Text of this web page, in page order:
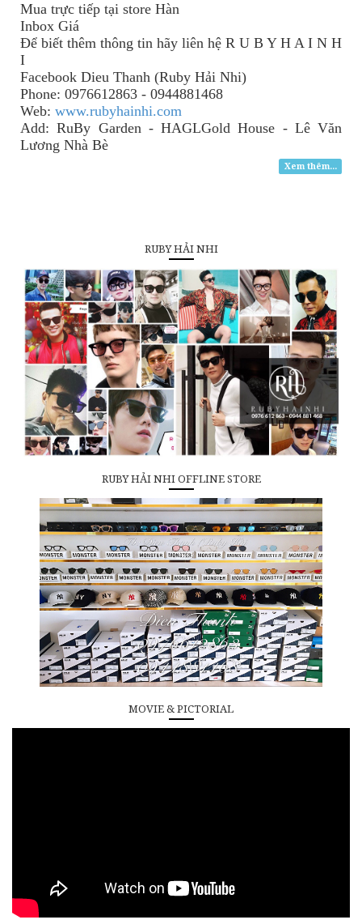
Mua trực tiếp tại store Hàn
Inbox Giá
Để biết thêm thông tin hãy liên hệ R U B Y H A I N H
I
Facebook Dieu Thanh (Ruby Hải Nhi)
Phone: 0976612863 - 0944881468
Web: www.rubyhainhi.com
Add: RuBy Garden - HAGLGold House - Lê Văn
Lương Nhà Bè
Xem thêm...
RUBY HẢI NHI
RUBY HẢI NHI OFFLINE STORE
MOVIE & PICTORIAL